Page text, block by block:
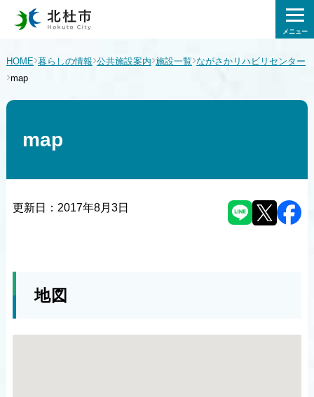
メニュー
HOME›暮らしの情報›公共施設案内›施設一覧›ながさかリハビリセンター
›map
map
更新日： 2017年8月3日
地図